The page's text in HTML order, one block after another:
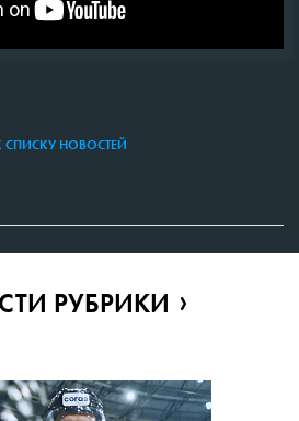
СПИСКУ НОВОСТЕЙ
РУБРИКИ